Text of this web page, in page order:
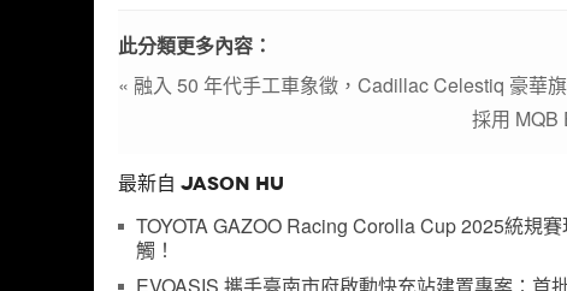
此分類更多內容：
« 融入 50 年代手工車象徵，Cadillac Celestiq 豪華
採用 MQB
最新自 JASON HU
TOYOTA GAZOO Racing Corolla Cup 2025統規
觸！